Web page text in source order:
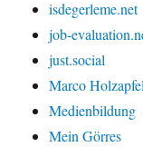
isdegerleme.net
job-
just.social
Marco
Medienbildung
Mein Görres